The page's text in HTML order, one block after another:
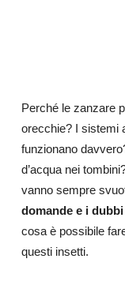
Perché le zanzare
orecchie? I sistemi
funzionano
d’acqua nei
vanno sempre
domande e i
cosa è possibile
questi insetti.